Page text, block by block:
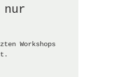
nur
Workshops